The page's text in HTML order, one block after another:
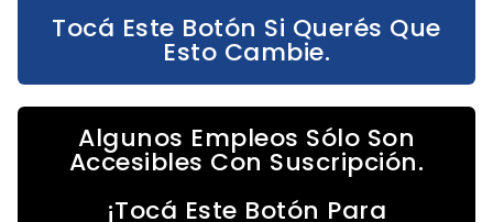
Tocá Este Botón Si Querés Que
Esto Cambie.
Algunos Empleos Sólo Son
Accesibles Con Suscripción.
¡Tocá Este Botón Para